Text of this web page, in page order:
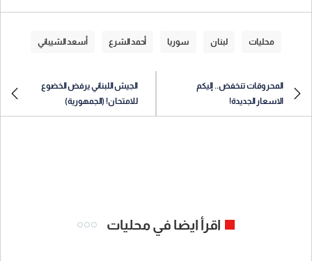
محليات لبنان سوريا أحمد الشرع أسعد الشيباني
المحروقات تنخفض.. إليكم
الاسعار الجديدة!
الجيش اللبناني يرفض الخضوع
للامتحان! (الجمهورية)
اقرأ ايضا في محليات